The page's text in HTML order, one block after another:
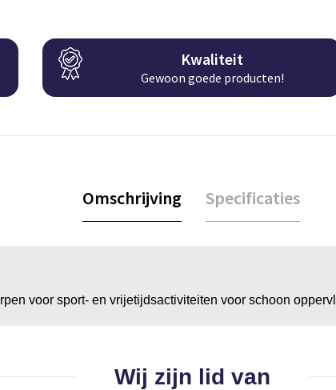
Kwaliteit
Gewoon goede producten!
Omschrijving Specificaties
voor sport- en vrijetijdsactiviteiten voor schoon
Wij zijn lid van